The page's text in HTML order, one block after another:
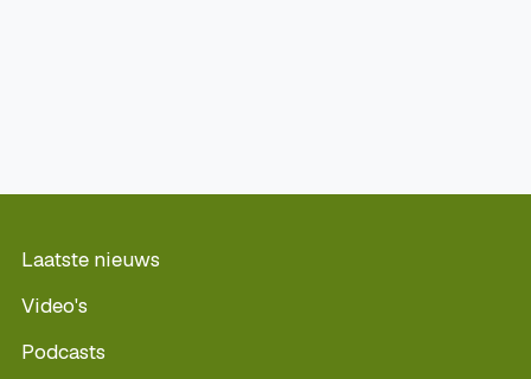
Laatste nieuws
Video's
Podcasts